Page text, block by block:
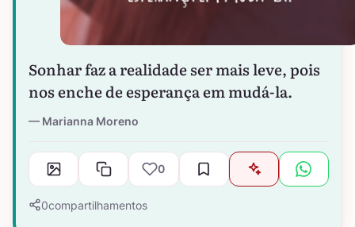
Sonhar faz a realidade ser mais leve, pois
nos enche de esperança em mudá-la.
Marianna Moreno
0
0compartilhamentos